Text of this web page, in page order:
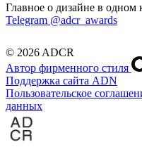
Главное о дизайне в одном
Telegram @adcr_awards
© 2026 ADCR
Автор фирменного стиля
Поддержка сайта ADN
Пользовательское
данных